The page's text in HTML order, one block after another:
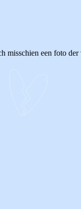
misschien een foto der